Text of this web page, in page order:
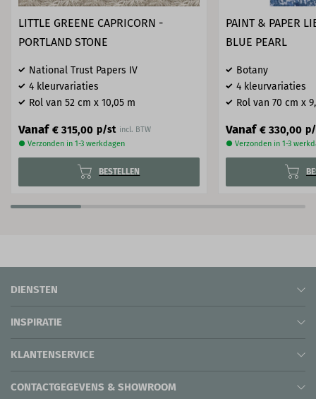
LITTLE GREENE CAPRICORN -
PORTLAND STONE
National Trust Papers IV
4 kleurvariaties
Rol van 52 cm x 10,05 m
Vanaf € 315,00 p/st incl. BTW
● Verzonden in 1-3 werkdagen
BESTELLEN
PAINT & PAPER
BLUE PEARL
Botany
4 kleurvariaties
Rol van 70 cm x
Vanaf € 330,00
● Verzonden in 1-3
DIENSTEN
INSPIRATIE
KLANTENSERVICE
CONTACTGEGEVENS & SHOWROOM